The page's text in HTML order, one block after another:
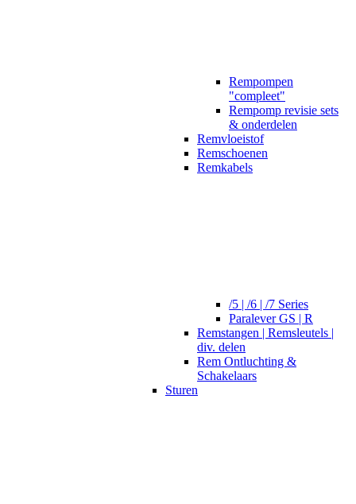
Rempompen
"compleet"
Rempomp revisie sets
& onderdelen
Remvloeistof
Remschoenen
Remkabels
/5 | /6 | /7 Series
Paralever GS | R
Remstangen | Remsleutels |
div. delen
Rem Ontluchting &
Schakelaars
Sturen